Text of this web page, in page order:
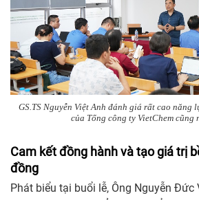
GS.TS Nguyễn Việt Anh đánh giá rất cao năng
của Tổng công ty VietChem cũng
Cam kết đồng hành và tạo giá trị
đồng
Phát biểu tại buổi lễ, Ông Nguyễn Đức